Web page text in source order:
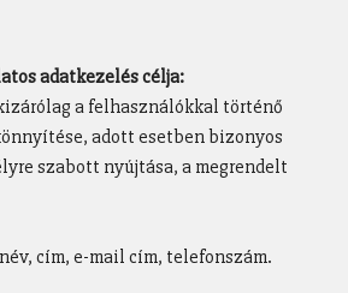
adatkezelés célja:
a felhasználókkal történő
adott esetben bizonyos
szabott nyújtása, a megrendelt
cím, e-mail cím, telefonszám.